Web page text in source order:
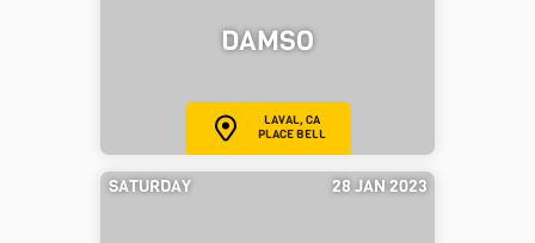
DAMSO
LAVAL, CA
PLACE BELL
SATURDAY 28 JAN 2023